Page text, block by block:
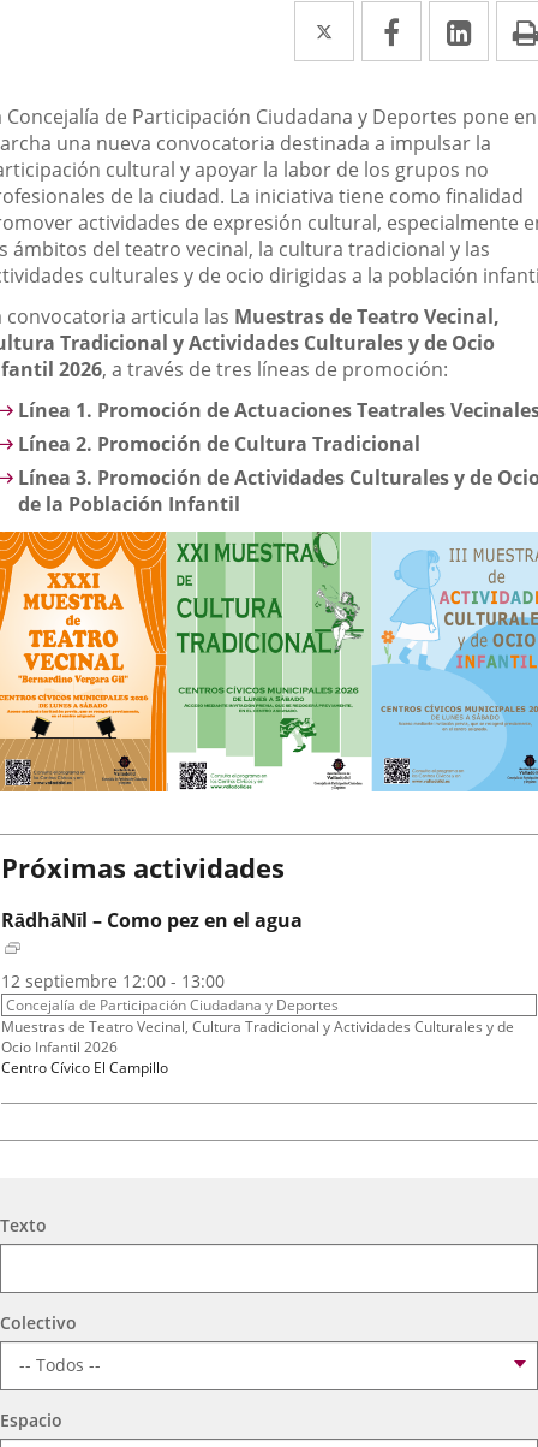
Twitter
Enlace
a
una
aplicación
externa.
Facebook
Enlace
a
una
aplicación
externa.
a
una
Concejalía de Participación Ciudadana y Deportes pone en
una nueva convocatoria destinada a impulsar la
cultural y apoyar la labor de los grupos no
de la ciudad. La iniciativa tiene como finalidad
actividades de expresión cultural, especialmente
ámbitos del teatro vecinal, la cultura tradicional y las
culturales y de ocio dirigidas a la población
convocatoria articula las Muestras de Teatro Vecinal,
Tradicional y Actividades Culturales y de Ocio
2026, a través de tres líneas de promoción:
Línea 1. Promoción de Actuaciones Teatrales
Línea 2. Promoción de Cultura Tradicional
Línea 3. Promoción de Actividades Culturales y de
de la Población Infantil
Próximas actividades
RādhāNīl – Como pez en el agua
Fechas
del
evento
12 septiembre 2026
12:00 - 13:00
Organizador
de
actividad
Concejalía de Participación Ciudadana y Deportes
Programa
Muestras de Teatro Vecinal, Cultura Tradicional y Actividades Culturales y de
Ocio Infantil 2026
Espacio
Centro Cívico El Campillo
A.T. VIRGEN DE LOS AGUADORES
del
evento
Organizador
de
Concejalía de Participación Ciudadana y Deportes
Programa
Muestras de Teatro Vecinal, Cultura Tradicional y Actividades Culturales y de
Espacio
Centro Cívico Científico José Antonio Valverde
TEATRO PARQUESOL
Mujeres
Búsqueda
Texto
Colectivo
Espacio